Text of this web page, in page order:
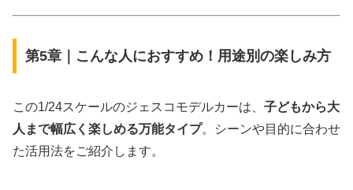
第5章｜こんな人におすすめ！用途別の楽しみ方
この1/24スケールのジェスコモデルカーは、 子どもから大
人まで幅広く楽しめる万能タイプ。シーンや目的に合わせ
た活用法をご紹介します。